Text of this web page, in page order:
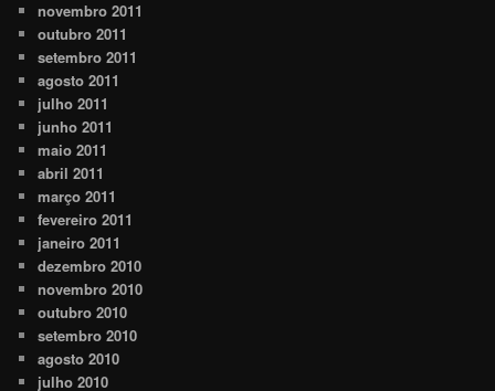
novembro 2011
outubro 2011
setembro 2011
agosto 2011
julho 2011
junho 2011
maio 2011
abril 2011
março 2011
fevereiro 2011
janeiro 2011
dezembro 2010
novembro 2010
outubro 2010
setembro 2010
agosto 2010
julho 2010